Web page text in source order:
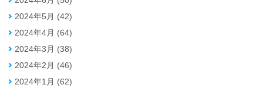
2024年5月 (42)
2024年4月 (64)
2024年3月 (38)
2024年2月 (46)
2024年1月 (62)